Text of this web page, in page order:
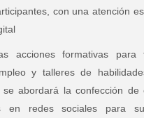
con una atención
acciones formativas para
y talleres de
abordará la confección de
en redes sociales para